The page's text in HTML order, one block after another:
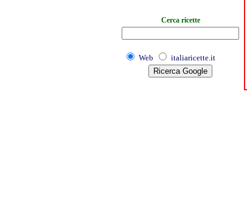
Cerca ricette
Web italiaricette.it